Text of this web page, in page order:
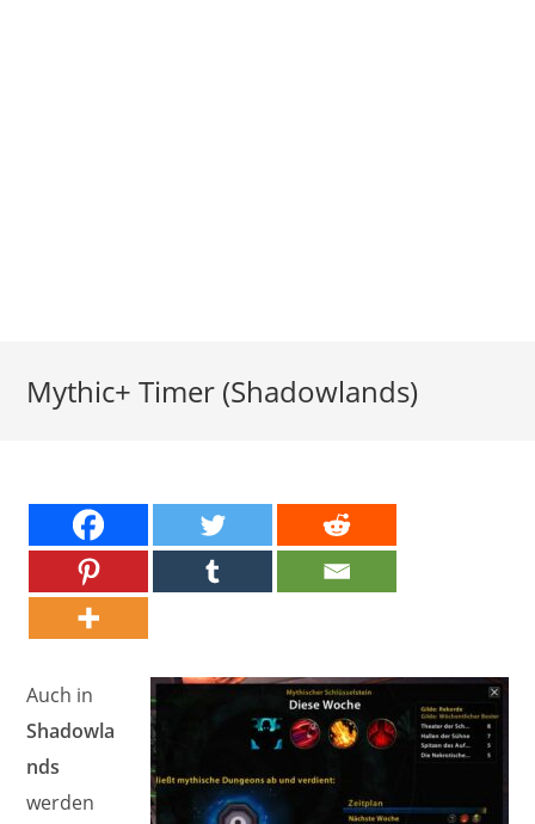
Mythic+ Timer (Shadowlands)
Auch in
Shadowla
nds
werden